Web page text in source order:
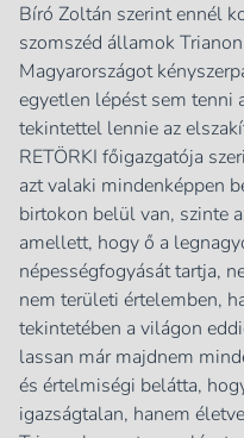
Bíró Zoltán szerint ennél
szomszéd államok
Magyarországot
egyetlen lépést sem tenni
tekintettel lennie az
RETÖRKI főigazgatója
azt valaki mindenképpen
birtokon belül van, szinte
amellett, hogy ő a
népességfogyását tartja,
nem területi értelemben,
tekintetében a világon
lassan már majdnem
és értelmiségi belátta,
igazságtalan, hanem